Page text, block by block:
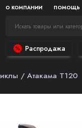
О КОМПАНИИ ПОМОЩЬ
Распродажа
Атакама Т120